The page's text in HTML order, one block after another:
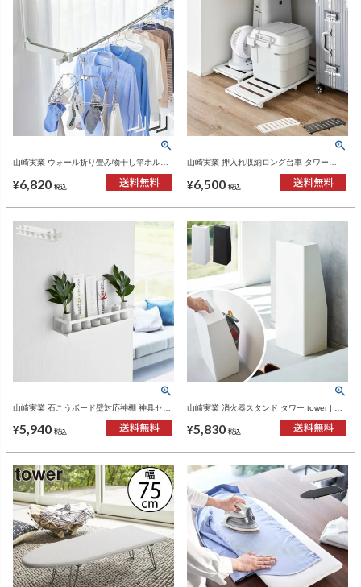
山崎実業 ウォール折り畳み物干し竿ホルダ
ー タワー 2個組 石こうボード壁対応 tower |
バスグッズ・タワーシリーズ
¥6,820 税込
山崎実業 押入れ収納ロング台車 タワー
tower | インテリア雑貨・タワーシリーズ
¥6,500 税込
山崎実業 石こうボード壁対応神棚 神具セッ
リーズ
¥5,940 税込
山崎実業 消火器スタンド タワー tower | イ
¥5,830 税込